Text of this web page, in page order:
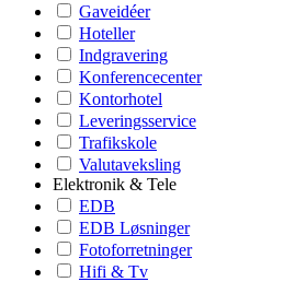
Gaveidéer
Hoteller
Indgravering
Konferencecenter
Kontorhotel
Leveringsservice
Trafikskole
Valutaveksling
Elektronik & Tele
EDB
EDB Løsninger
Fotoforretninger
Hifi & Tv